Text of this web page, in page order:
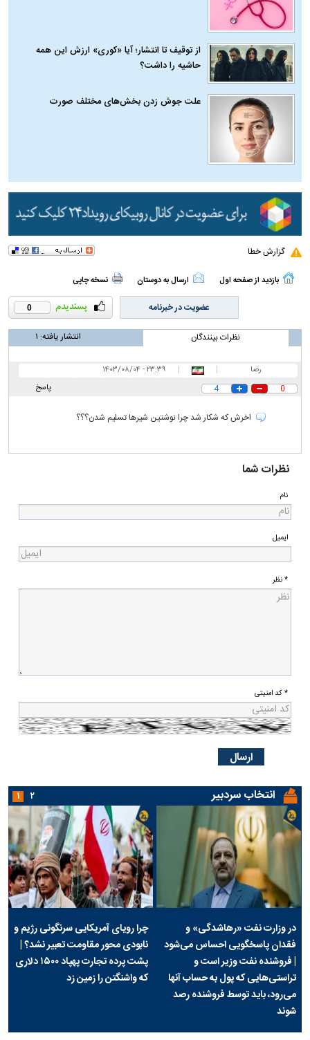
از توقیف تا انتشار؛ آیا «کوری» ارزش این همه
حاشیه را داشت؟
علت جوش زدن بخش‌های مختلف صورت
گزارش خطا
بازدید از صفحه اول ارسال به دوستان نسخه چاپی
0 عضویت در خبرنامه
نظرات بینندگان انتشار یافته: ۱
رضا |
|
۲۳:۳۹ - ۱۴۰۳/۰۸/۰۴
پاسخ
0
4
اخرش که شکار شد چرا نوشتین شیرها تسلیم شدن؟؟؟
نظرات شما
نام
ایمیل
* نظر
* کد امنیتی
انتخاب سردبیر
در وزارت نفت «رهاشدگی» و
فقدان پاسخگویی احساس می‌شود
| فروشنده نفت وزیر است و
تراستی‌هایی که پول به حساب آنها
می‌رود، باید توسط فروشنده رصد
شوند
چرا رویای آمریکایی سرنگونی رژیم و
نابودی محور مقاومت تعبیر نشد؟ |
پشت پرده تجارت پهپاد‌ ۱۵۰۰ دلاری
که واشنگتن را زمین زد
۱ ۲